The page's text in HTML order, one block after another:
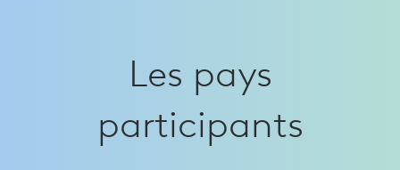
Les pays
participants